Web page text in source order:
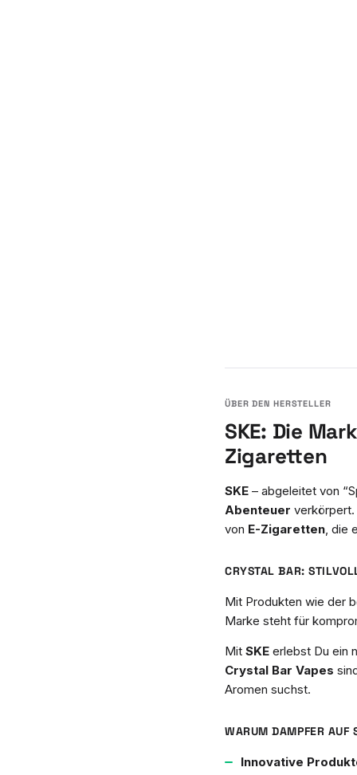
SKE: Die
Zigaretten
SKE – abgeleitet von
Abenteuer verkörpert.
von E-Zigaretten ,
CRYSTAL BAR:
Mit Produkten wie der
Marke steht für
Mit SKE erlebst Du ein
Crystal Bar Vapes
Aromen suchst.
WARUM DAMPFER AUF
Innovative